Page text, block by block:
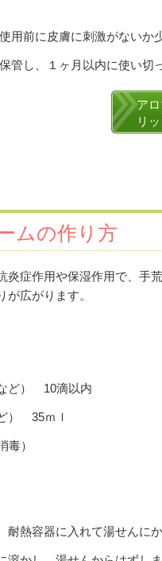
前に皮膚に刺激がないか
し、１ヶ月以内に使い切
ア
リ
ムの作り方
症作用や保湿作用で、手
広がります。
ど） 10滴以内
） 35ｍｌ
毒）
熱容器に入れて湯せんにか